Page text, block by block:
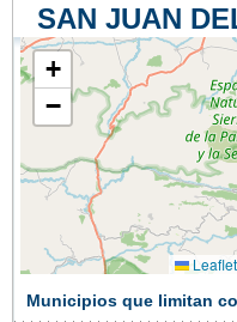
SAN JUAN
+
−
Leaflet
Municipios que limitan